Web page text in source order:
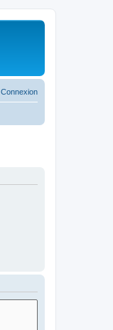
Connexion